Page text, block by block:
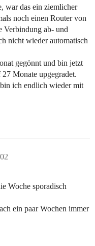
war das ein ziemlicher
noch einen Router von
Verbindung ab- und
nicht wieder automatisch
gegönnt und bin jetzt
Monate upgegradet.
ich endlich wieder mit
Woche sporadisch
ein paar Wochen immer